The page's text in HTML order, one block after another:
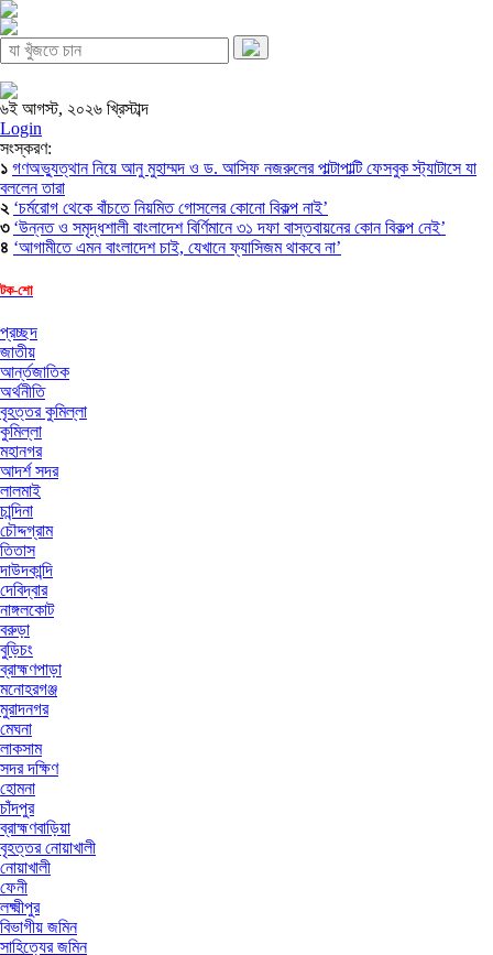
৬ই আগস্ট, ২০২৬ খ্রিস্টাব্দ
Login
সংস্করণ:
১ গণঅভ্যুত্থান নিয়ে আনু মুহাম্মদ ও ড. আসিফ নজরুলের পাল্টাপাল্টি ফেসবুক স্ট্যাটাসে যা
বললেন তারা
২ ‘চর্মরোগ থেকে বাঁচতে নিয়মিত গোসলের কোনো বিকল্প নাই’
৩ ‘উন্নত ও সমৃদ্ধশালী বাংলাদেশ বির্ণিমানে ৩১ দফা বাস্তবায়নের কোন বিকল্প নেই’
৪ ‘আগামীতে এমন বাংলাদেশ চাই, যেখানে ফ্যাসিজম থাকবে না’
টক-শো
প্রচ্ছদ
জাতীয়
আর্ন্তজাতিক
অর্থনীতি
বৃহত্তর কুমিল্লা
কুমিল্লা
মহানগর
আদর্শ সদর
লালমাই
চান্দিনা
চৌদ্দগ্রাম
তিতাস
দাউদকান্দি
দেবিদ্বার
নাঙ্গলকোট
বরুড়া
বুড়িচং
ব্রাহ্মণপাড়া
মনোহরগঞ্জ
মুরাদনগর
মেঘনা
লাকসাম
সদর দক্ষিণ
হোমনা
চাঁদপুর
ব্রাহ্মণবাড়িয়া
বৃহত্তর নোয়াখালী
নোয়াখালী
ফেনী
লক্ষ্মীপুর
বিভাগীয় জমিন
সাহিত্যের জমিন